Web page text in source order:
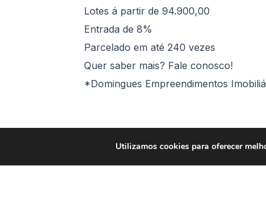
Lotes á partir de 94.900,00
Entrada de 8%
Parcelado em até 240 vezes
Quer saber mais? Fale conosco!
*Domingues Empreendimentos
Utilizamos cookies para oferecer